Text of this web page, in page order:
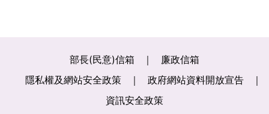
部長(民意)信箱
廉政信箱
隱私權及網站安全政策
政府網站資料開放宣告
資訊安全政策